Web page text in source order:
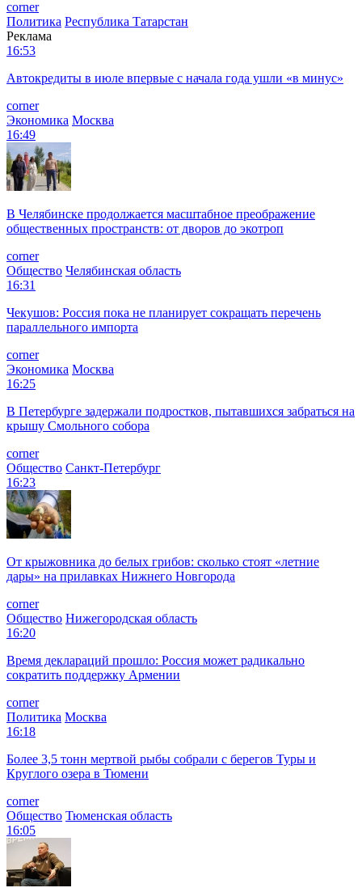
corner
Политика Республика Татарстан
Реклама
16:53
Автокредиты в июле впервые с начала года ушли «в минус»
corner
Экономика Москва
16:49
В Челябинске продолжается масштабное преображение
общественных пространств: от дворов до экотроп
corner
Общество Челябинская область
16:31
Чекушов: Россия пока не планирует сокращать перечень
параллельного импорта
corner
Экономика Москва
16:25
В Петербурге задержали подростков, пытавшихся забраться на
крышу Смольного собора
corner
Общество Санкт-Петербург
16:23
От крыжовника до белых грибов: сколько стоят «летние
дары» на прилавках Нижнего Новгорода
corner
Общество Нижегородская область
16:20
Время деклараций прошло: Россия может радикально
сократить поддержку Армении
corner
Политика Москва
16:18
Более 3,5 тонн мертвой рыбы собрали с берегов Туры и
Круглого озера в Тюмени
corner
Общество Тюменская область
16:05